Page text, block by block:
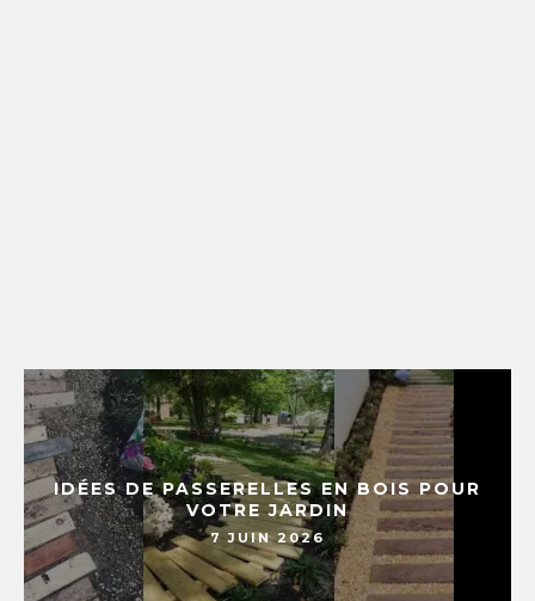
IDÉES DE PASSERELLES EN BOIS POUR
VOTRE JARDIN
7 JUIN 2026